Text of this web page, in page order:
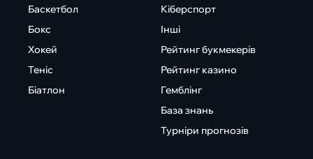
Баскетбол
Бокс
Хокей
Теніс
Біатлон
Кіберспорт
Інші
Рейтинг букмекерів
Рейтинг казино
Гемблінг
База знань
Турніри прогнозів